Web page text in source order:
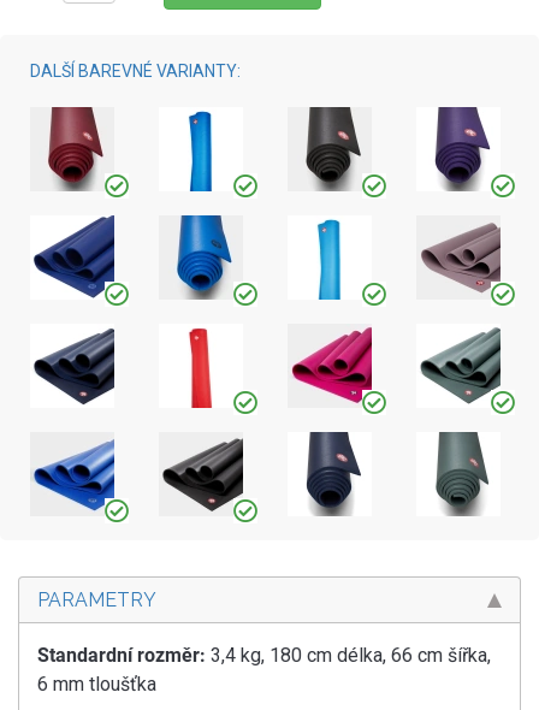
DALŠÍ BAREVNÉ VARIANTY:
PARAMETRY
Standardní rozměr: 3,4 kg, 180 cm délka, 66 cm šířka,
6 mm tloušťka